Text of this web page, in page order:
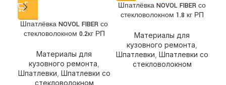
Шпатлёвка NOVOL FIBER со
стекловолокном 0.2кг РП
Материалы для
кузовного ремонта
Шпатлевки Шпатлевки со
стекловолокном
Шпатлёвка NOVOL FIBER со
стекловолокном 1.8 кг РП
Материалы для
кузовного ремонта
Шпатлевки Шпатлевки со
стекловолокном